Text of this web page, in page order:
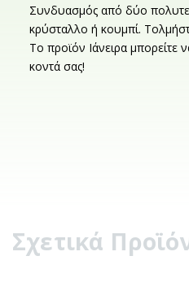
Συνδυασμός από δύο
κρύσταλλο ή κουμπί.
Το προϊόν Ιάνειρα μπορείτε
κοντά σας!
Σχετικά